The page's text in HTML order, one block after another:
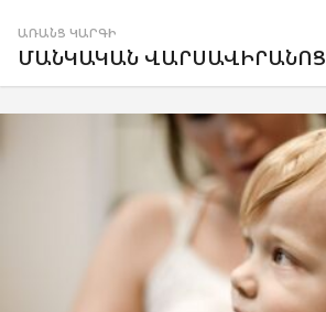
ԱՌԱՆՑ ԿԱՐԳԻ
ՄԱՆԿԱԿԱՆ ՎԱՐՍԱՎԻՐԱՆՈՑ